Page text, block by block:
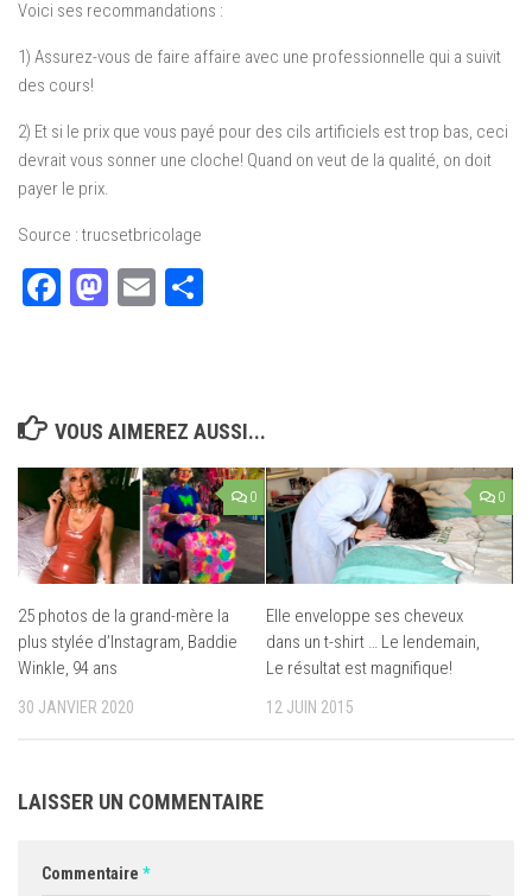
Voici ses recommandations :
1) Assurez-vous de faire affaire avec une professionnelle qui a suivit
des cours!
2) Et si le prix que vous payé pour des cils artificiels est trop bas, ceci
devrait vous sonner une cloche! Quand on veut de la qualité, on doit
payer le prix.
Source : trucsetbricolage
Facebook
Mastodon
Email
VOUS AIMEREZ AUSSI...
0
25 photos de la grand-mère la
plus stylée d’Instagram, Baddie
Winkle, 94 ans
30 JANVIER 2020
0
Elle enveloppe ses cheveux
dans un t-shirt … Le lendemain,
Le résultat est magnifique!
12 JUIN 2015
LAISSER UN COMMENTAIRE
Commentaire *